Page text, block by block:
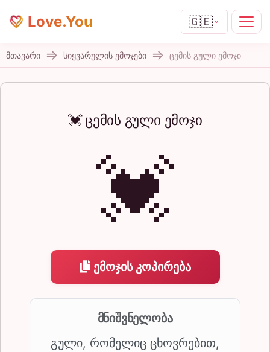
Love.You 🇬🇪
მთავარი სიყვარულის ემოჯები ცემის გული ემოჯი
💓 ცემის გული ემოჯი
💓
ემოჯის კოპირება
მნიშვნელობა
გული, რომელიც ცხოვრებით,